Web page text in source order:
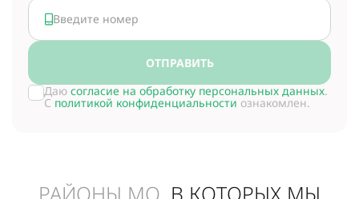
ОТПРАВИТЬ
Даю согласие на обработку персональных данных.
С политикой конфиденциальности ознакомлен.
РАЙОНЫ МО, В КОТОРЫХ МЫ